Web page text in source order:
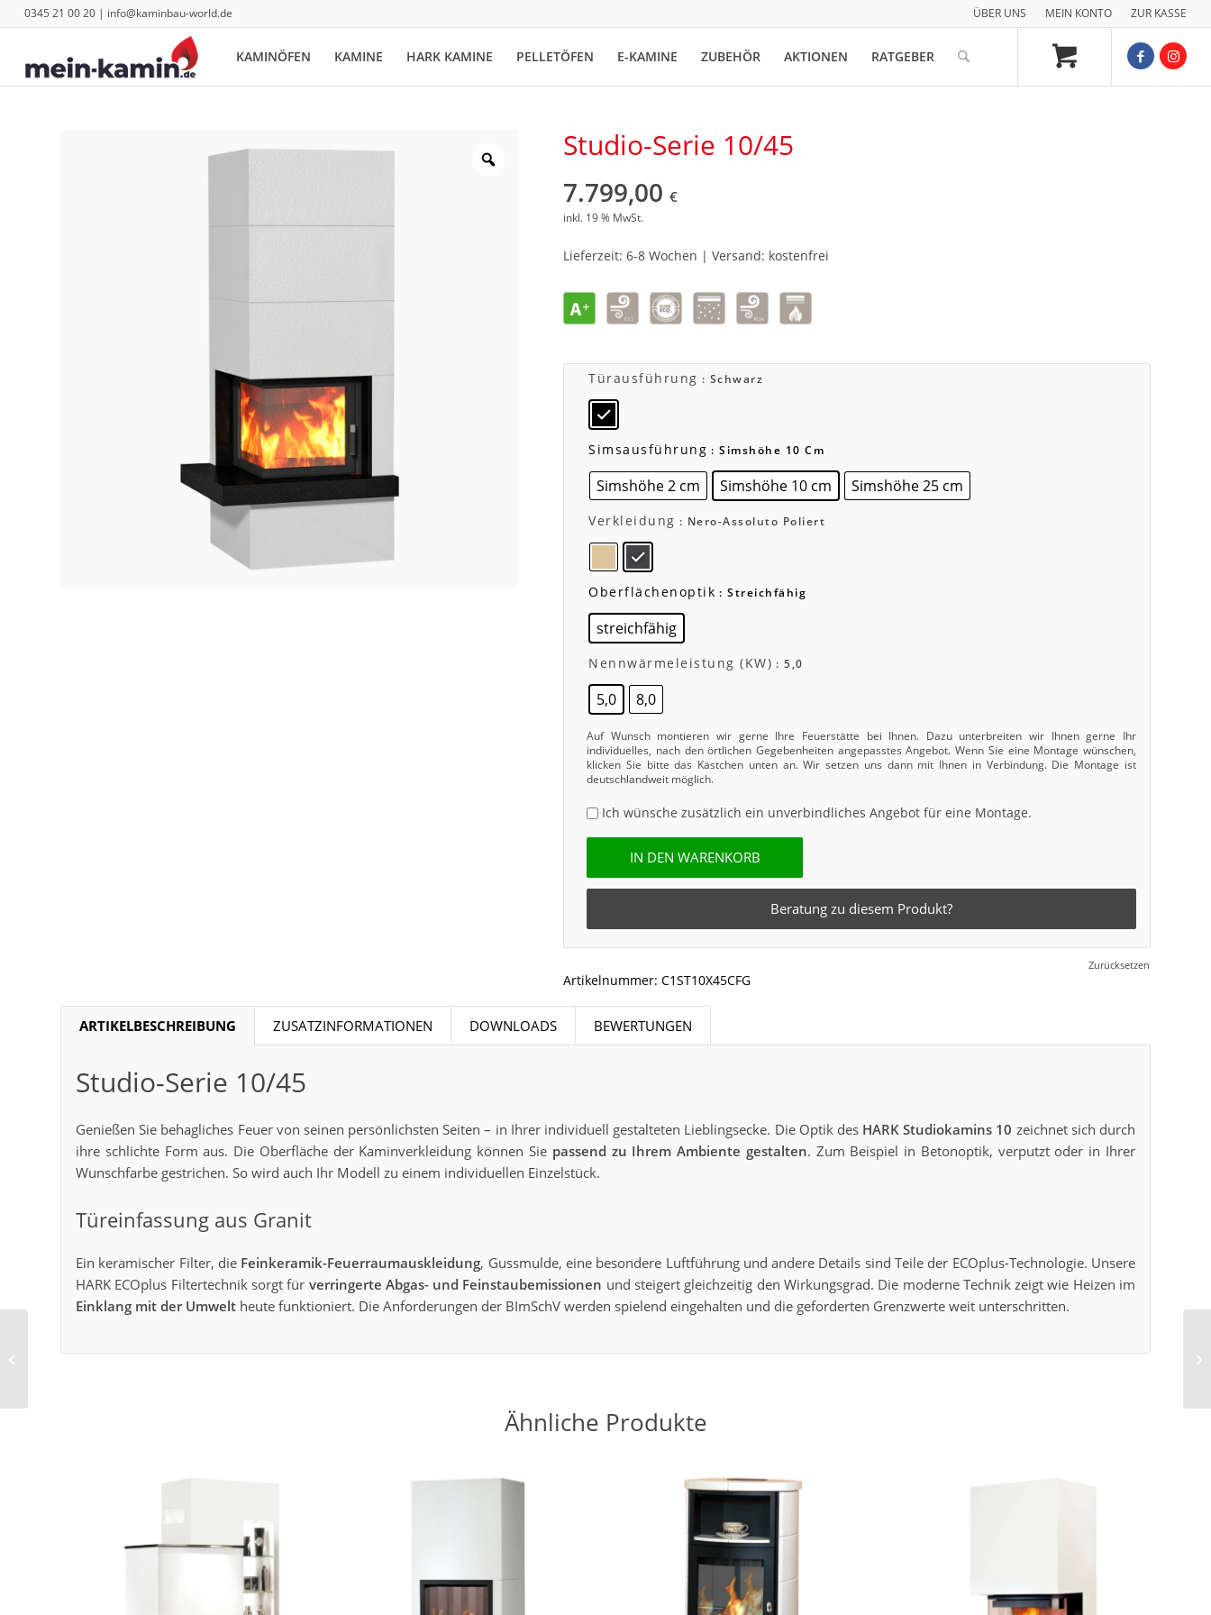
ÜBER UNS MEIN KONTO ZUR KASSE
0345 21 00 20 | info@kaminbau-world.de
KAMINÖFEN KAMINE HARK KAMINE PELLETÖFEN E-KAMINE ZUBEHÖR AKTIONEN RATGEBER
Studio-Serie 10/45
7.799,00€
inkl. 19 % MwSt.
Lieferzeit: 6-8 Wochen | Versand: kostenfrei
Türausführung : Schwarz
Simsausführung : Simshöhe 10 Cm
Simshöhe 2 cm Simshöhe 10 cm Simshöhe 25 cm
Verkleidung : Nero-Assoluto Poliert
Oberflächenoptik : Streichfähig
streichfähig
Nennwärmeleistung (kW) : 5,0
5,0 8,0
Zurücksetzen
Auf Wunsch montieren wir gerne Ihre Feuerstätte bei Ihnen. Dazu unterbreiten wir Ihnen gerne Ihr
individuelles, nach den örtlichen Gegebenheiten angepasstes Angebot. Wenn Sie eine Montage wünschen,
klicken Sie bitte das Kästchen unten an. Wir setzen uns dann mit Ihnen in Verbindung. Die Montage ist
deutschlandweit möglich.
Ich wünsche zusätzlich ein unverbindliches Angebot für eine Montage.
IN DEN WARENKORB
Beratung zu diesem Produkt?
Artikelnummer:C1ST10X45CFG
ARTIKELBESCHREIBUNG ZUSATZINFORMATIONEN DOWNLOADS BEWERTUNGEN
Studio-Serie 10/45
Genießen Sie behagliches Feuer von seinen persönlichsten Seiten – in Ihrer individuell gestalteten Lieblingsecke. Die Optik des HARK Studiokamins 10 zeichnet sich durch
ihre schlichte Form aus. Die Oberfläche der Kaminverkleidung können Sie passend zu Ihrem Ambiente gestalten. Zum Beispiel in Betonoptik, verputzt oder in Ihrer
Wunschfarbe gestrichen. So wird auch Ihr Modell zu einem individuellen Einzelstück.
Türeinfassung aus Granit
Ein keramischer Filter, die Feinkeramik-Feuerraumauskleidung, Gussmulde, eine besondere Luftführung und andere Details sind Teile der ECOplus-Technologie. Unsere
HARK ECOplus Filtertechnik sorgt für verringerte Abgas- und Feinstaubemissionen und steigert gleichzeitig den Wirkungsgrad. Die moderne Technik zeigt wie Heizen im
Einklang mit der Umwelt heute funktioniert. Die Anforderungen der BImSchV werden spielend eingehalten und die geforderten Grenzwerte weit unterschritten.
Ähnliche Produkte
Studio-Serie 197